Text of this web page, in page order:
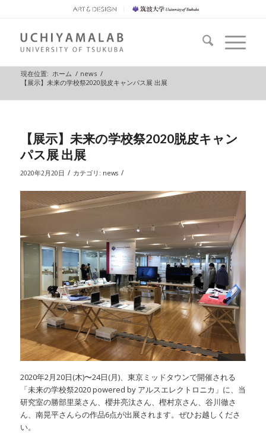
現在位置: ホーム / news /
【展示】未来の学校祭2020脱皮キャンパス展 出展
【展示】未来の学校祭2020脱皮キャン
パス展 出展
2020年2月20日 / カテゴリ: news /
2020年2月20日(木)〜24日(月)、東京ミッドタウンで開催される
「未来の学校祭2020 powered by アルスエレクトロニカ」に、当
研究室の勝部里菜さん、櫻井亮汰さん、樫村京さん、谷川徹さ
ん、南晃平さんらの作品6点が出展されます。ぜひお越しくださ
い。